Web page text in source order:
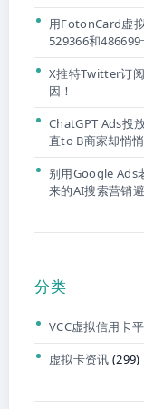
用FotonCard虚
529366和
X推特Twitter订
因！
ChatGPT Ads投
直to B商家却悄
别用Google Ads
来的AI搜索营销
分类
VCC虚拟信用卡
虚拟卡资讯 (299)